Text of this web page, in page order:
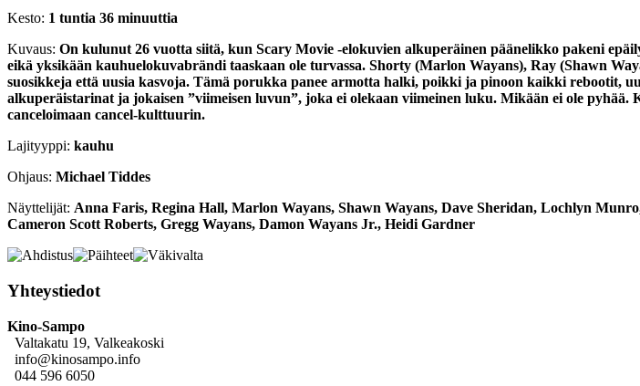
Kesto: 1 tuntia 36 minuuttia
Kuvaus: On kulunut 26 vuotta siitä, kun Scary Movie -elokuvien alkuperäinen päänelikko pakeni
eikä yksikään kauhuelokuvabrändi taaskaan ole turvassa. Shorty (Marlon Wayans), Ray (Shawn
suosikkeja että uusia kasvoja. Tämä porukka panee armotta halki, poikki ja pinoon kaikki rebootit,
alkuperäistarinat ja jokaisen ”viimeisen luvun”, joka ei olekaan viimeinen luku. Mikään ei ole
canceloimaan cancel-kulttuurin.
Lajityyppi: kauhu
Ohjaus: Michael Tiddes
Näyttelijät: Anna Faris, Regina Hall, Marlon Wayans, Shawn Wayans, Dave Sheridan, Lochlyn
Cameron Scott Roberts, Gregg Wayans, Damon Wayans Jr., Heidi Gardner
Yhteystiedot
Kino-Sampo
Valtakatu 19, Valkeakoski
info@kinosampo.info
044 596 6050